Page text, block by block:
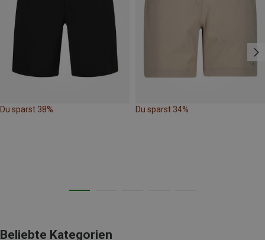
Du sparst 38% Du sparst 34%
Beliebte Kategorien